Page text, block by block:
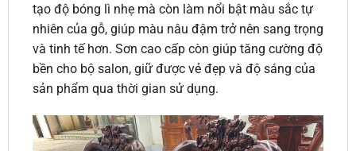
tạo độ bóng lì nhẹ mà còn làm nổi bật màu sắc tự
nhiên của gỗ, giúp màu nâu đậm trở nên sang trọng
và tinh tế hơn. Sơn cao cấp còn giúp tăng cường độ
bền cho bộ salon, giữ được vẻ đẹp và độ sáng của
sản phẩm qua thời gian sử dụng.